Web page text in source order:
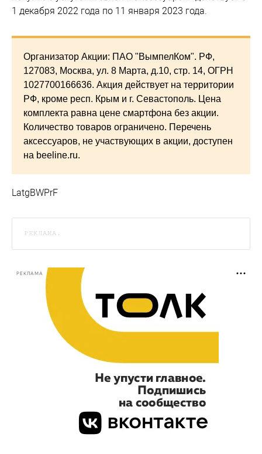
1 декабря 2022 года по 11 января 2023 года.
Организатор Акции: ПАО "ВымпелКом". РФ,
127083, Москва, ул. 8 Марта, д.10, стр. 14, ОГРН
1027700166636. Акция действует на территории
РФ, кроме респ. Крым и г. Севастополь. Цена
комплекта равна цене смартфона без акции.
Количество товаров ограничено. Перечень
аксессуаров, не участвующих в акции, доступен
на beeline.ru.
LatgBWPrF
РЕКЛАМА.
РЕКЛАМА